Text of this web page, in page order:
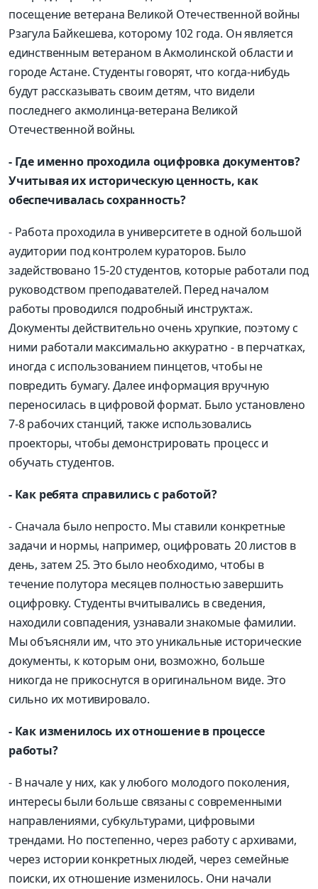
посещение ветерана Великой Отечественной войны
Рзагула Байкешева, которому 102 года. Он является
единственным ветераном в Акмолинской области и
городе Астане. Студенты говорят, что когда-нибудь
будут рассказывать своим детям, что видели
последнего акмолинца-ветерана Великой
Отечественной войны.
- Где именно проходила оцифровка документов?
Учитывая их историческую ценность, как
обеспечивалась сохранность?
- Работа проходила в университете в одной большой
аудитории под контролем кураторов. Было
задействовано 15-20 студентов, которые работали под
руководством преподавателей. Перед началом
работы проводился подробный инструктаж.
Документы действительно очень хрупкие, поэтому с
ними работали максимально аккуратно - в перчатках,
иногда с использованием пинцетов, чтобы не
повредить бумагу. Далее информация вручную
переносилась в цифровой формат. Было установлено
7-8 рабочих станций, также использовались
проекторы, чтобы демонстрировать процесс и
обучать студентов.
- Как ребята справились с работой?
- Сначала было непросто. Мы ставили конкретные
задачи и нормы, например, оцифровать 20 листов в
день, затем 25. Это было необходимо, чтобы в
течение полутора месяцев полностью завершить
оцифровку. Студенты вчитывались в сведения,
находили совпадения, узнавали знакомые фамилии.
Мы объясняли им, что это уникальные исторические
документы, к которым они, возможно, больше
никогда не прикоснутся в оригинальном виде. Это
сильно их мотивировало.
- Как изменилось их отношение в процессе
работы?
- В начале у них, как у любого молодого поколения,
интересы были больше связаны с современными
направлениями, субкультурами, цифровыми
трендами. Но постепенно, через работу с архивами,
через истории конкретных людей, через семейные
поиски, их отношение изменилось. Они начали